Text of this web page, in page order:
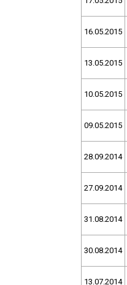
16.05.2015
13.05.2015
10.05.2015
09.05.2015
28.09.2014
27.09.2014
31.08.2014
30.08.2014
13.07.2014